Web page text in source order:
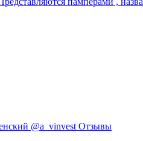
@a_vinvest Отзывы